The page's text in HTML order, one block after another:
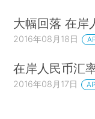
大幅回落 在岸
2016年08月18日
在岸人民币汇
2016年08月17日